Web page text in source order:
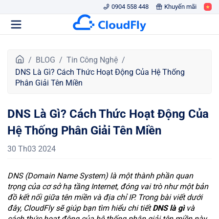
0904 558 448 Khuyến mãi
r
a
c
h
ủ
BLOG
Tin Công Nghệ
DNS Là Gì? Cách Thức Hoạt Động Của Hệ Thống
Phân Giải Tên Miền
DNS Là Gì? Cách Thức Hoạt Động Của
Hệ Thống Phân Giải Tên Miền
30 Th03 2024
DNS (Domain Name System) là một thành phần quan
trọng của cơ sở hạ tầng Internet, đóng vai trò như một bản
đồ kết nối giữa tên miền và địa chỉ IP. Trong bài viết dưới
đây, CloudFly sẽ giúp bạn tìm hiểu chi tiếtDNS là gìvà